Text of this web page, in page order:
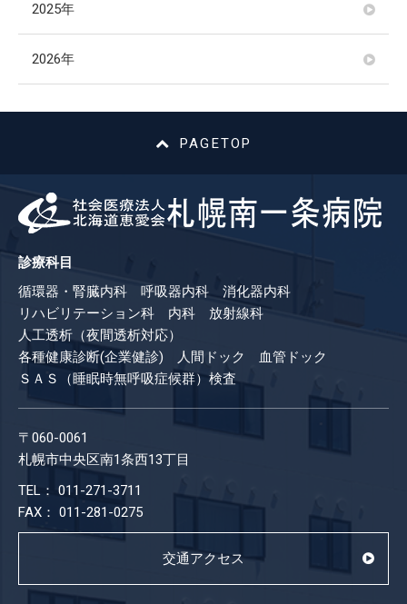
2025年
2026年
PAGETOP
診療科目
循環器・腎臓内科 呼吸器内科 消化器内科
リハビリテーション科 内科 放射線科
人工透析（夜間透析対応）
各種健康診断(企業健診) 人間ドック 血管ドック
ＳＡＳ（睡眠時無呼吸症候群）検査
〒060-0061
札幌市中央区南1条西13丁目
TEL： 011-271-3711
FAX： 011-281-0275
交通アクセス